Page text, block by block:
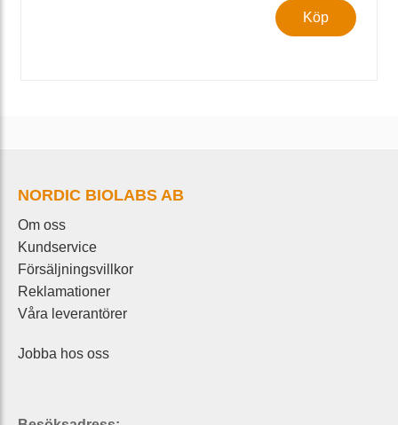
Köp
NORDIC BIOLABS AB
Om oss
Kundservice
Försäljningsvillkor
Reklamationer
Våra leverantörer
Jobba hos oss